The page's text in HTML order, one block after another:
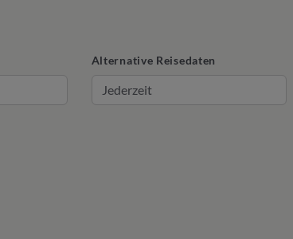
Alternative Reisedaten